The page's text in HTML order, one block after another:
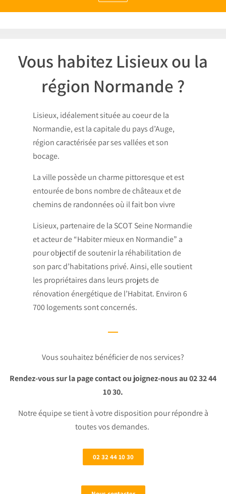
Vous habitez Lisieux ou la
région Normande ?​
Lisieux, idéalement située au coeur de la
Normandie, est la capitale du pays d’Auge,
région caractérisée par ses vallées et son
bocage.
La ville possède un charme pittoresque et est
entourée de bons nombre de châteaux et de
chemins de randonnées où il fait bon vivre
Lisieux, partenaire de la SCOT Seine Normandie
et acteur de “Habiter mieux en Normandie” a
pour objectif de soutenir la réhabilitation de
son parc d’habitations privé. Ainsi, elle soutient
les propriétaires dans leurs projets de
rénovation énergétique de l’Habitat. Environ 6
700 logements sont concernés.
Vous souhaitez bénéficier de nos services?
Rendez-vous sur la page contact ou joignez-nous au 02 32 44
10 30.
Notre équipe se tient à votre disposition pour répondre à
toutes vos demandes.
02 32 44 10 30